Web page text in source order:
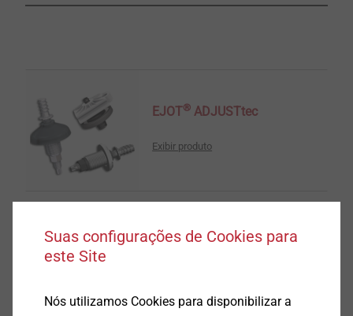
EJOT® ADJUSTtec
Exibir produto
Exibir produto
Suas configurações de Cookies para
este Site
Nós utilizamos Cookies para disponibilizar a